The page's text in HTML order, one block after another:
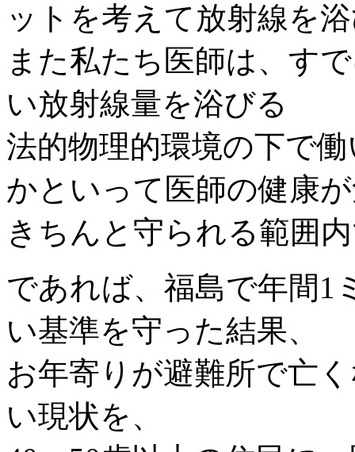
ットを考えて放射線を
また私たち医師は、す
い放射線量を浴びる
法的物理的環境の下で
かといって医師の健康
きちんと守られる範囲
であれば、福島で年間1
い基準を守った結果、
お年寄りが避難所で亡
い現状を、